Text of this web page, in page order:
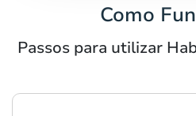
Como
Passos para utilizar